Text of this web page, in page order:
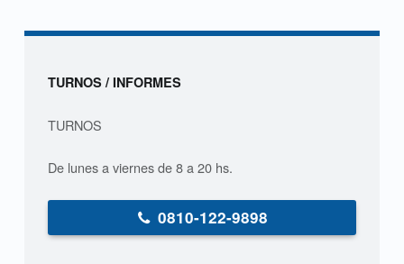
Sidebar
TURNOS / INFORMES
TURNOS
De lunes a viernes de 8 a 20 hs.
0810-122-9898